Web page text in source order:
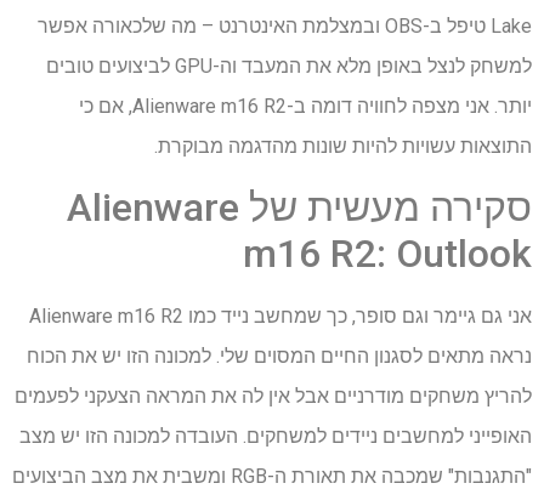
Lake טיפל ב-OBS ובמצלמת האינטרנט – מה שלכאורה אפשר
למשחק לנצל באופן מלא את המעבד וה-GPU לביצועים טובים
יותר. אני מצפה לחוויה דומה ב-Alienware m16 R2, אם כי
התוצאות עשויות להיות שונות מהדגמה מבוקרת.
סקירה מעשית של Alienware
m16 R2: Outlook
אני גם גיימר וגם סופר, כך שמחשב נייד כמו Alienware m16 R2
נראה מתאים לסגנון החיים המסוים שלי. למכונה הזו יש את הכוח
להריץ משחקים מודרניים אבל אין לה את המראה הצעקני לפעמים
האופייני למחשבים ניידים למשחקים. העובדה למכונה הזו יש מצב
"התגנבות" שמכבה את תאורת ה-RGB ומשבית את מצב הביצועים